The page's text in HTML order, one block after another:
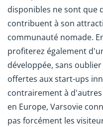
disponibles ne sont que
contribuent à son
communauté nomade.
profiterez également
développée, sans
offertes aux start-ups
contrairement à
en Europe, Varsovie
pas forcément les